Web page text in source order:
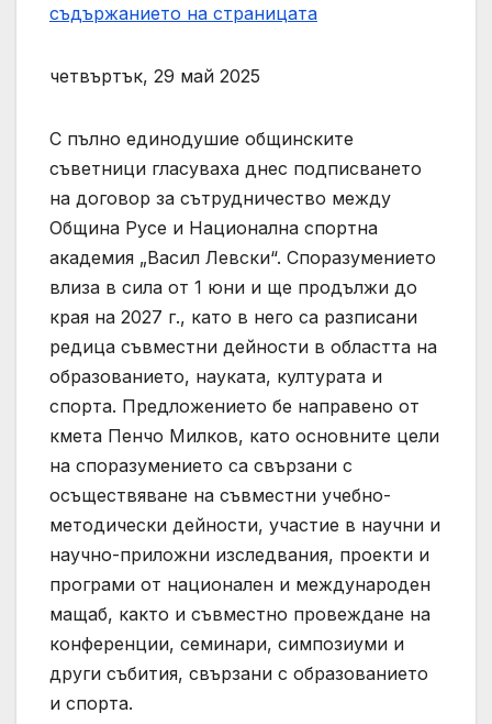
съдържанието на страницата
четвъртък, 29 май 2025
С пълно единодушие общинските
съветници гласуваха днес подписването
на договор за сътрудничество между
Община Русе и Национална спортна
академия „Васил Левски“. Споразумението
влиза в сила от 1 юни и ще продължи до
края на 2027 г., като в него са разписани
редица съвместни дейности в областта на
образованието, науката, културата и
спорта. Предложението бе направено от
кмета Пенчо Милков, като основните цели
на споразумението са свързани с
осъществяване на съвместни учебно-
методически дейности, участие в научни и
научно-приложни изследвания, проекти и
програми от национален и международен
мащаб, както и съвместно провеждане на
конференции, семинари, симпозиуми и
други събития, свързани с образованието
и спорта.